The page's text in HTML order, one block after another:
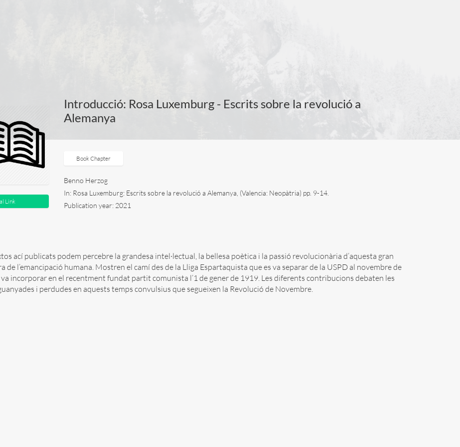
Introducció: Rosa Luxemburg - Escrits sobre la revolució a
Alemanya
Link
Book Chapter
Benno Herzog
In: Rosa Luxemburg: Escrits sobre la revolució a Alemanya, (Valencia: Neopàtria) pp. 9-14.
Publication year: 2021
ací publicats podem percebre la grandesa intel·lectual, la bellesa poètica i la passió revolucionària d’aquesta gran
de l’emancipació humana. Mostren el camí des de la Lliga Espartaquista que es va separar de la USPD al novembre de
va incorporar en el recentment fundat partit comunista l’1 de gener de 1919. Les diferents contribucions debaten les
i perdudes en aquests temps convulsius que segueixen la Revolució de Novembre.